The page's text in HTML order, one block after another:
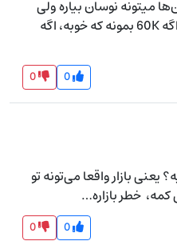
0
0
0
0